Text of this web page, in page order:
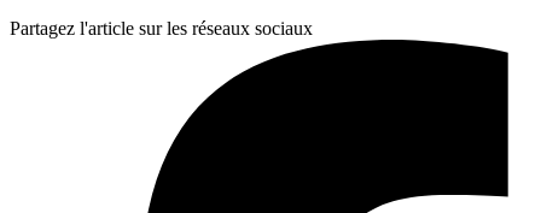
Partagez l'article sur les réseaux sociaux